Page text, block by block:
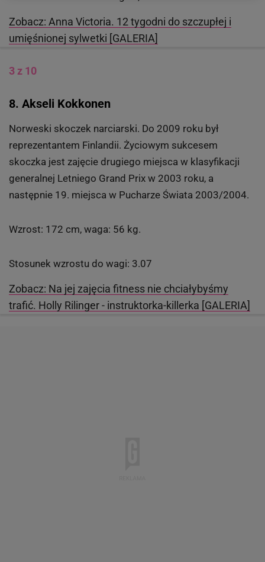
Zobacz: Anna Victoria. 12 tygodni do szczupłej i
umięśnionej sylwetki [GALERIA]
3 z 10
8. Akseli Kokkonen
Norweski skoczek narciarski. Do 2009 roku był
reprezentantem Finlandii. Życiowym sukcesem
skoczka jest zajęcie drugiego miejsca w klasyfikacji
generalnej Letniego Grand Prix w 2003 roku, a
następnie 19. miejsca w Pucharze Świata 2003/2004.
Wzrost: 172 cm, waga: 56 kg.
Stosunek wzrostu do wagi: 3.07
Zobacz: Na jej zajęcia fitness nie chciałybyśmy
trafić. Holly Rilinger - instruktorka-killerka [GALERIA]